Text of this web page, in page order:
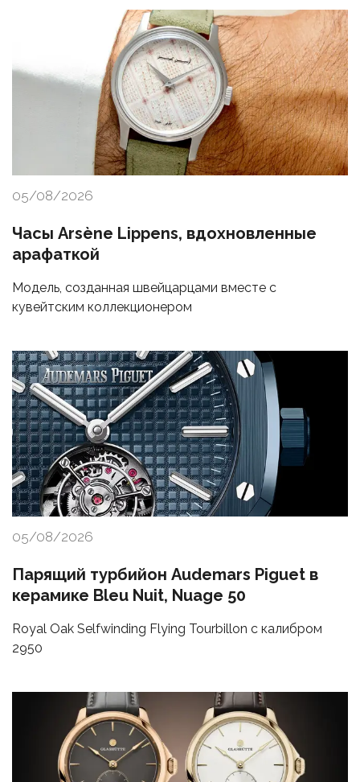
05/08/2026
Часы Arsène Lippens, вдохновленные
арафаткой
Модель, созданная швейцарцами вместе с
кувейтским коллекционером
05/08/2026
Парящий турбийон Audemars Piguet в
керамике Bleu Nuit, Nuage 50
Royal Oak Selfwinding Flying Tourbillon с калибром
2950